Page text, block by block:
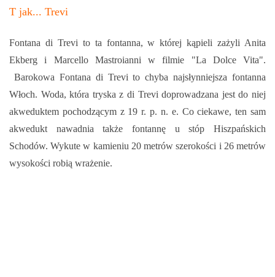
T jak... Trevi
Fontana di Trevi to ta fontanna, w której kąpieli zażyli Anita
Ekberg i Marcello Mastroianni w filmie "La Dolce Vita".
Barokowa Fontana di Trevi to chyba najsłynniejsza fontanna
Włoch. Woda, która tryska z di Trevi doprowadzana jest do niej
akweduktem pochodzącym z 19 r. p. n. e. Co ciekawe, ten sam
akwedukt nawadnia także fontannę u stóp Hiszpańskich
Schodów. Wykute w kamieniu 20 metrów szerokości i 26 metrów
wysokości robią wrażenie.